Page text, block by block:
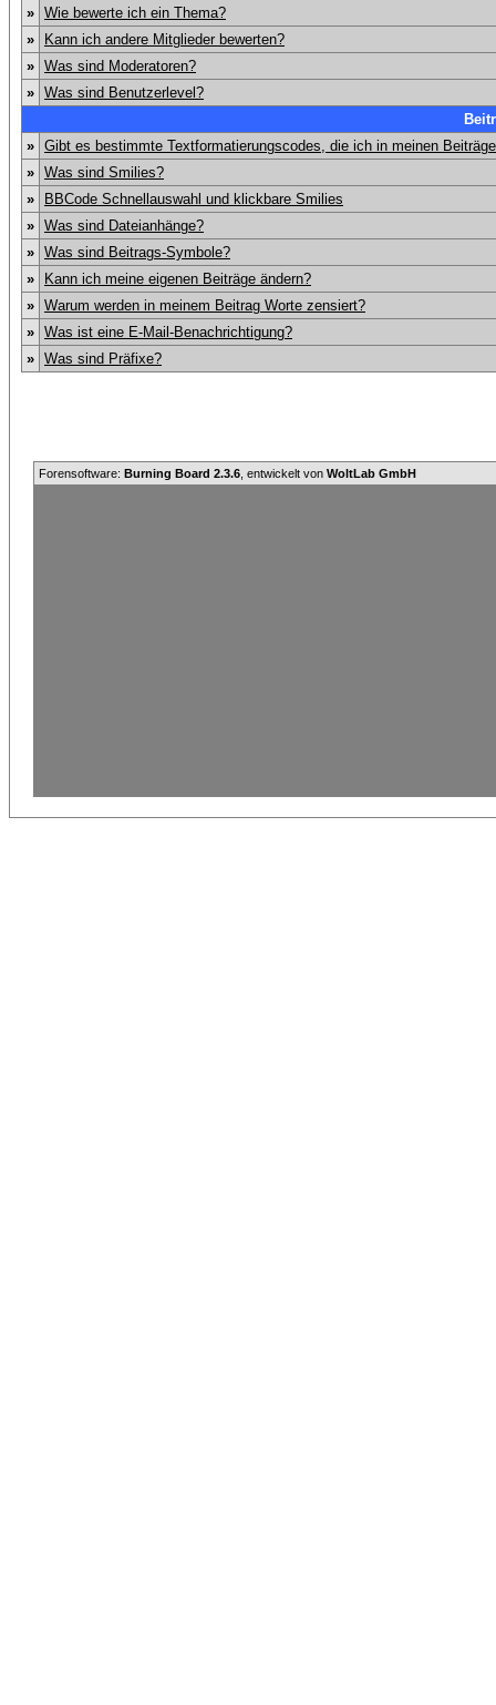
» Wie bewerte ich ein Thema?
»
Kann ich andere Mitglieder bewerten?
» Was sind Moderatoren?
» Was sind Benutzerlevel?
» Gibt es bestimmte Textformatierungscodes, die ich in meinen
» Was sind Smilies?
»
BBCode Schnellauswahl und klickbare Smilies
» Was sind Dateianhänge?
» Was sind Beitrags-Symbole?
»
Kann ich meine eigenen Beiträge ändern?
» Warum werden in meinem Beitrag Worte zensiert?
» Was ist eine E-Mail-Benachrichtigung?
» Was sind Präfixe?
Forensoftware: Burning Board 2.3.6 , entwickelt von WoltLab GmbH